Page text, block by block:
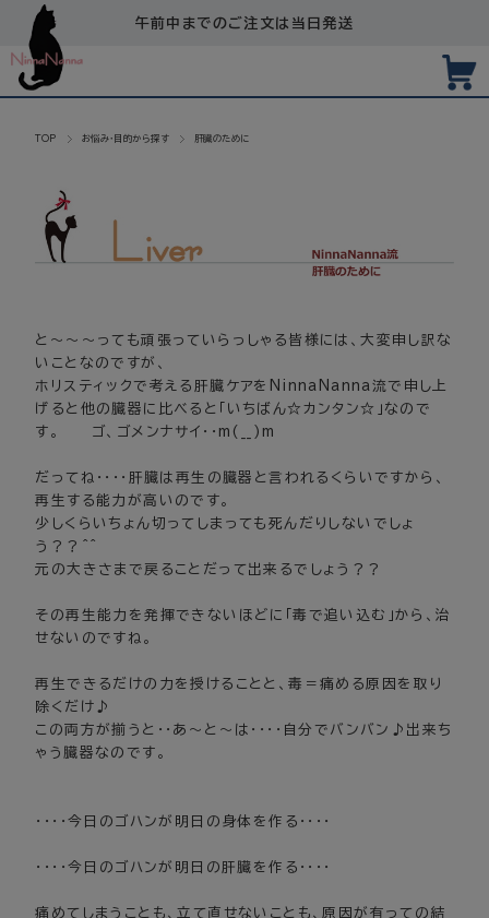
午前中までのご注文は当日発送
TOP お悩み・目的から探す 肝臓のために
と～～～っても頑張っていらっしゃる皆様には、大変申し訳な
いことなのですが、
ホリスティックで考える肝臓ケアをNinnaNanna流で申し上
げると他の臓器に比べると「いちばん☆カンタン☆」なので
す。 ゴ、ゴメンナサイ・・m(__)m
だってね・・・・肝臓は再生の臓器と言われるくらいですから、
再生する能力が高いのです。
少しくらいちょん切ってしまっても死んだりしないでしょ
う？？^^
元の大きさまで戻ることだって出来るでしょう？？
その再生能力を発揮できないほどに「毒で追い込む」から、治
せないのですね。
再生できるだけの力を授けることと、毒＝痛める原因を取り
除くだけ♪
この両方が揃うと・・あ～と～は・・・・自分でバンバン♪出来ち
ゃう臓器なのです。
・・・・今日のゴハンが明日の身体を作る・・・・
・・・・今日のゴハンが明日の肝臓を作る・・・・
痛めてしまうことも、立て直せないことも、原因が有っての結